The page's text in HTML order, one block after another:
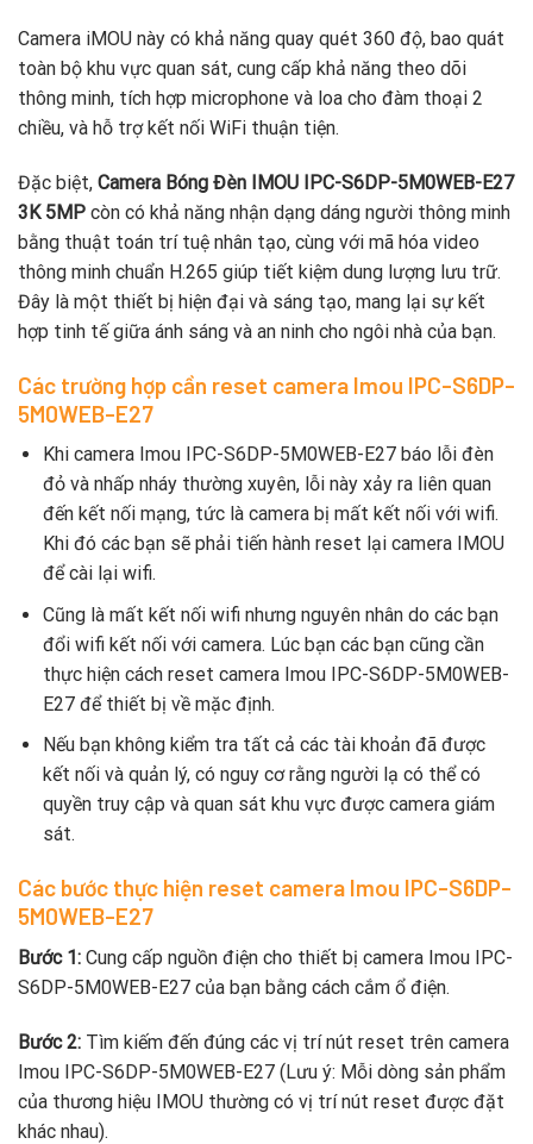
Camera iMOU này có khả năng quay quét 360 độ, bao quát
toàn bộ khu vực quan sát, cung cấp khả năng theo dõi
thông minh, tích hợp microphone và loa cho đàm thoại 2
chiều, và hỗ trợ kết nối WiFi thuận tiện.
Đặc biệt, Camera Bóng Đèn IMOU IPC-S6DP-5M0WEB-E27
3K 5MP còn có khả năng nhận dạng dáng người thông minh
bằng thuật toán trí tuệ nhân tạo, cùng với mã hóa video
thông minh chuẩn H.265 giúp tiết kiệm dung lượng lưu trữ.
Đây là một thiết bị hiện đại và sáng tạo, mang lại sự kết
hợp tinh tế giữa ánh sáng và an ninh cho ngôi nhà của bạn.
Các trường hợp cần reset camera Imou IPC-S6DP-
5M0WEB-E27
Khi camera Imou IPC-S6DP-5M0WEB-E27 báo lỗi đèn
đỏ và nhấp nháy thường xuyên, lỗi này xảy ra liên quan
đến kết nối mạng, tức là camera bị mất kết nối với wifi.
Khi đó các bạn sẽ phải tiến hành reset lại camera IMOU
để cài lại wifi.
Cũng là mất kết nối wifi nhưng nguyên nhân do các bạn
đổi wifi kết nối với camera. Lúc bạn các bạn cũng cần
thực hiện cách reset camera Imou IPC-S6DP-5M0WEB-
E27 để thiết bị về mặc định.
Nếu bạn không kiểm tra tất cả các tài khoản đã được
kết nối và quản lý, có nguy cơ rằng người lạ có thể có
quyền truy cập và quan sát khu vực được camera giám
sát.
Các bước thực hiện reset camera Imou IPC-S6DP-
5M0WEB-E27
Bước 1: Cung cấp nguồn điện cho thiết bị camera Imou IPC-
S6DP-5M0WEB-E27 của bạn bằng cách cắm ổ điện.
Bước 2: Tìm kiếm đến đúng các vị trí nút reset trên camera
Imou IPC-S6DP-5M0WEB-E27 (Lưu ý: Mỗi dòng sản phẩm
của thương hiệu IMOU thường có vị trí nút reset được đặt
khác nhau).